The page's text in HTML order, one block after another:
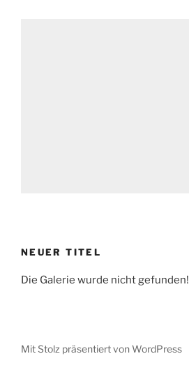
NEUER TITEL
Die Galerie wurde nicht gefunden!
Mit Stolz präsentiert von WordPress